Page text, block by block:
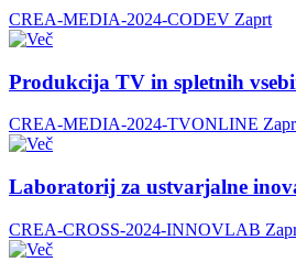
CREA-MEDIA-2024-CODEV Zaprt
Produkcija TV in spletnih
CREA-MEDIA-2024-TVONLINE
Laboratorij za ustvarjalne
CREA-CROSS-2024-INNOVLAB